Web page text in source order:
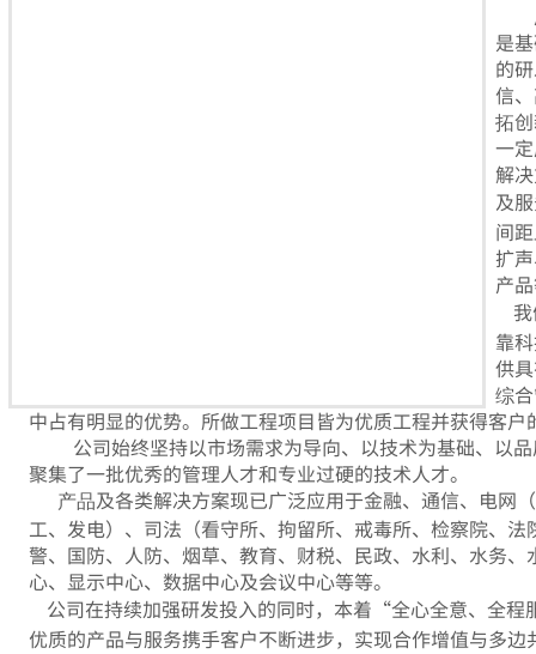
是
的
信
拓
一
解
及服
间
扩
产
靠
供
综
中占有明显的优势。所做工程项目皆为优质工程并获得客
公司始终坚持以市场需求为导向、以技术为基础、以
聚集了一批优秀的管理人才和专业过硬的技术人才。
产品及各类解决方案现已广泛应用于金融、通信、电网
工、发电）、司法（看守所、拘留所、戒毒所、检察院、
警、国防、人防、烟草、教育、财税、民政、水利、水务
心、显示中心、数据中心及会议中心等等。
公司在持续加强研发投入的同时，本着 “全心全意、全
优质的产品与服务携手客户不断进步，实现合作增值与多边